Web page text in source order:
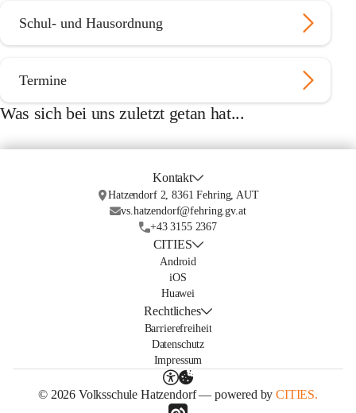
Schul- und Hausordnung
Termine
Was sich bei uns zuletzt getan hat...
Kontakt
Hatzendorf 2, 8361 Fehring, AUT
vs.hatzendorf@fehring.gv.at
+43 3155 2367
CITIES
Android
iOS
Huawei
Rechtliches
Barrierefreiheit
Datenschutz
Impressum
© 2026 Volksschule Hatzendorf — powered byCITIES.